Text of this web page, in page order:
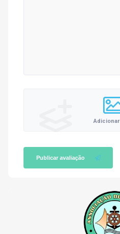
Publicar avaliação